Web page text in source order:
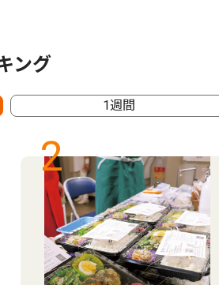
ング
1週間
2